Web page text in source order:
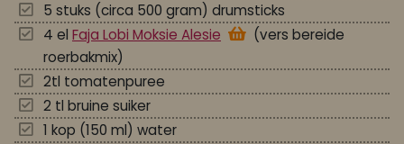
5 stuks (circa 500 gram) drumsticks
4 el Faja Lobi Moksie Alesie
(vers bereide
roerbakmix)
2tl tomatenpuree
2 tl bruine suiker
1 kop (150 ml) water